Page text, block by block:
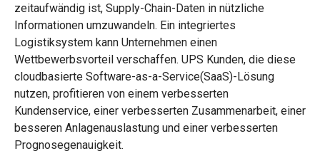
zeitaufwändig ist, Supply-Chain-Daten in nützliche
Informationen umzuwandeln. Ein integriertes
Logistiksystem kann Unternehmen einen
Wettbewerbsvorteil verschaffen. UPS Kunden, die diese
cloudbasierte Software-as-a-Service(SaaS)-Lösung
nutzen, profitieren von einem verbesserten
Kundenservice, einer verbesserten Zusammenarbeit, einer
besseren Anlagenauslastung und einer verbesserten
Prognosegenauigkeit.